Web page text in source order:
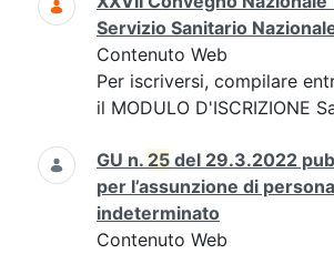
Servizio Sanitario
Contenuto Web
Per iscriversi, compilare
il MODULO D'ISCRIZIONE
GU n. 25 del 29.3.2022
per l’assunzione di
indeterminato
Contenuto Web